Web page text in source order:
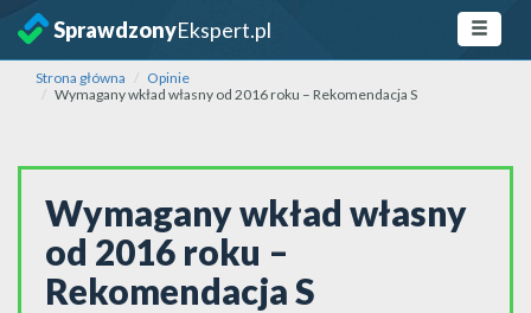
SprawdzonyEkspert.pl
Strona główna
Opinie
Wymagany wkład własny od 2016 roku – Rekomendacja S
Wymagany wkład własny
od 2016 roku –
Rekomendacja S